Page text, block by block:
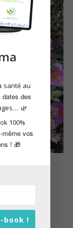
santé au
dates des
... 🌿
100%
même vos
! 🎁
book !